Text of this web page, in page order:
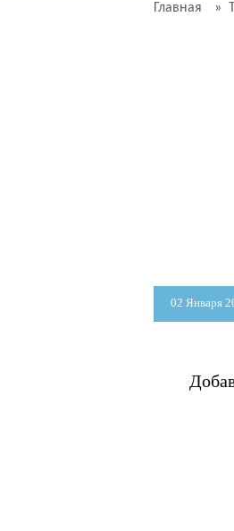
Главная »
02 Января